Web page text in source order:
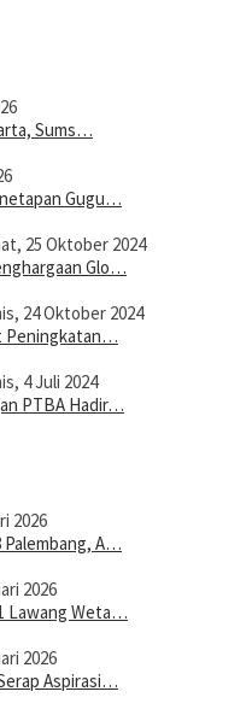
Sums…
Gugu…
25 Oktober 2024
Glo…
24 Oktober 2024
Peningkatan…
4 Juli 2024
PTBA Hadir…
2026
Palembang, A…
2026
Lawang Weta…
2026
Aspirasi…